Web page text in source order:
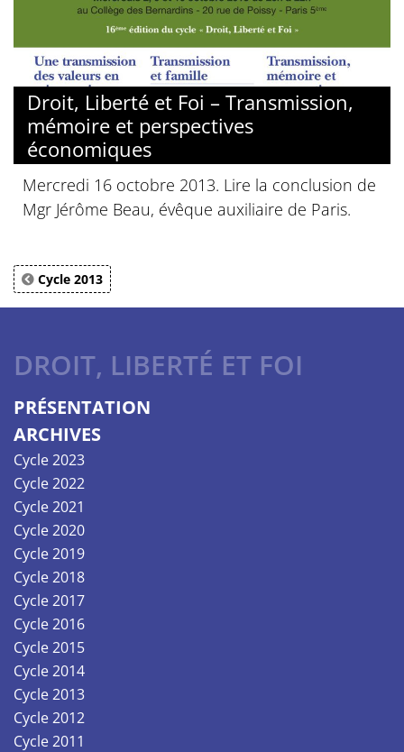
Droit, Liberté et Foi – Transmission,
mémoire et perspectives
économiques
Mercredi 16 octobre 2013. Lire la conclusion de
Mgr Jérôme Beau, évêque auxiliaire de Paris.
Cycle 2013
DROIT, LIBERTÉ ET FOI
PRÉSENTATION
ARCHIVES
Cycle 2023
Cycle 2022
Cycle 2021
Cycle 2020
Cycle 2019
Cycle 2018
Cycle 2017
Cycle 2016
Cycle 2015
Cycle 2014
Cycle 2013
Cycle 2012
Cycle 2011